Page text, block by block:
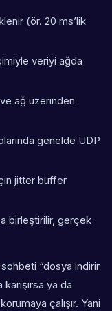
(ör. 20 ms’lik
veriyi ağda
ağ üzerinden
genelde UDP
jitter buffer
birleştirilir, gerçek
“dosya indirir
ya da
çalışır. Yani